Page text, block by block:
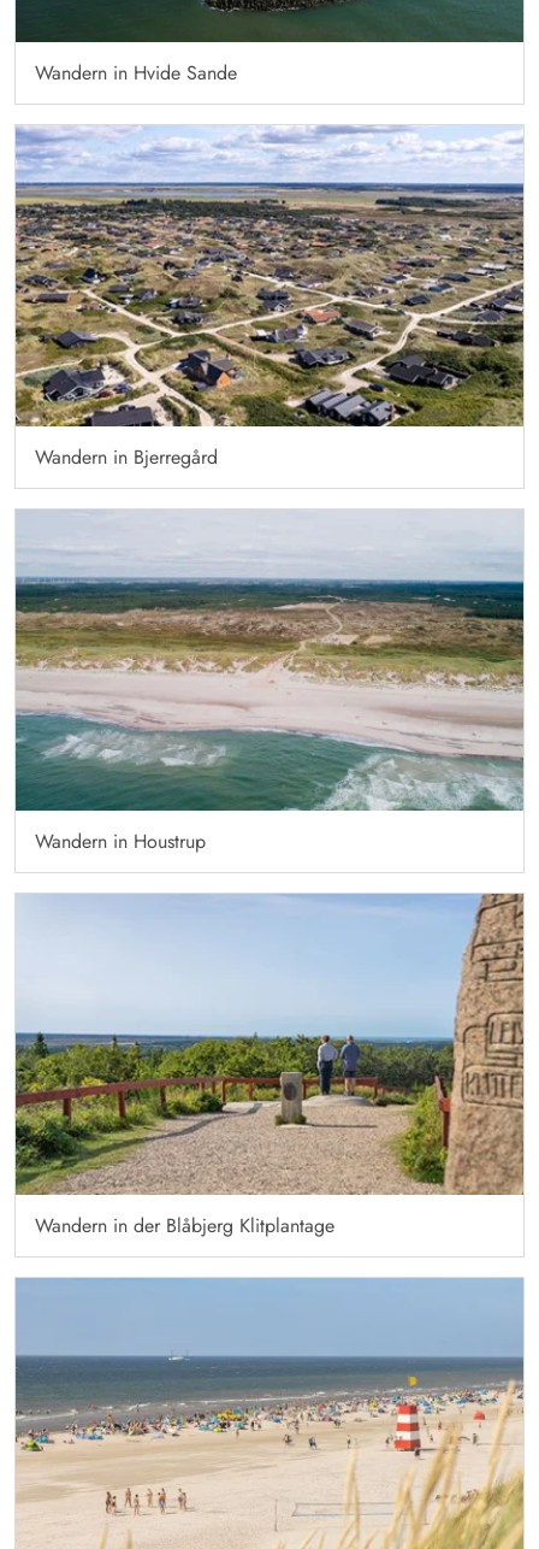
Wandern in Hvide Sande
Wandern in Bjerregård
Wandern in Houstrup
Wandern in der Blåbjerg Klitplantage